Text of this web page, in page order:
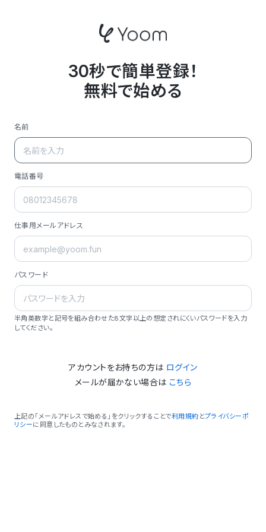
30秒で簡単登録！
無料で始める
名前
電話番号
仕事用メールアドレス
パスワード
半角英数字と記号を組み合わせた8文字以上の想定されにくいパスワードを入力
してください。
アカウントをお持ちの方は ログイン
メールが届かない場合は こちら
上記の「メールアドレスで始める」をクリックすることで利用規約 とプライバシーポ
リシーに同意したものとみなされます。